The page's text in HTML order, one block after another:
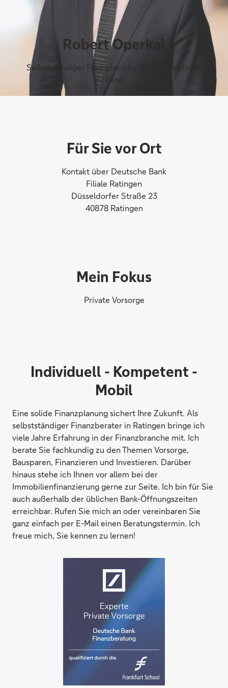
Robert Operkal
Selbstständiger Finanzberater für die Deutsche
Bank
Für Sie vor Ort
Kontakt über Deutsche Bank
Filiale Ratingen
Düsseldorfer Straße 23
40878 Ratingen
Mein Fokus
Private Vorsorge
Individuell - Kompetent -
Mobil
Eine solide Finanzplanung sichert Ihre Zukunft. Als
selbstständiger Finanzberater in Ratingen bringe ich
viele Jahre Erfahrung in der Finanzbranche mit. Ich
berate Sie fachkundig zu den Themen Vorsorge,
Bausparen, Finanzieren und Investieren. Darüber
hinaus stehe ich Ihnen vor allem bei der
Immobilienfinanzierung gerne zur Seite. Ich bin für Sie
auch außerhalb der üblichen Bank-Öffnungszeiten
erreichbar. Rufen Sie mich an oder vereinbaren Sie
ganz einfach per E-Mail einen Beratungstermin. Ich
freue mich, Sie kennen zu lernen!